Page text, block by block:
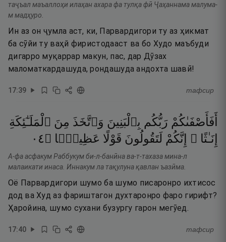
таҷъал маъаллоҳи илаҳан ахара фа тулқа фӣ Ҷаҳаннама малума-
м мадҳуро.
Ин аз он ҷумла аст, ки, Парвардигори ту аз ҳикмат
ба сӯйи ту ваҳй фиристодааст ва бо Худо маъбуди
дигарро муқаррар макун, пас, дар Дӯзах
маломаткардашуда, рондашуда андохта шавӣ!
17:39 тафсир
أَفَأَصْفَىٰكُمْ رَبُّكُم بِٱلْبَنِينَ وَٱتَّخَذَ مِنَ ٱلْمَلَـٰٓئِكَةِ
إِنَـٰثًا ۚ إِنَّكُمْ لَتَقُولُونَ قَوْلًا عَظِيمًۭا ۝٤٠
А-фа асфакум Раббукум би-л-банӣна ва-т-тахаза мина-л
малаикати инаса. Иннакум ла тақулуна қавлан ъазӣма.
Оё Парвардигори шумо ба шумо писаронро ихтисос
дод ва Худ аз фариштагон духтаронро фаро гирифт?
Ҳаройина, шумо сухани бузургу гарон мегӯед.
17:40 тафсир